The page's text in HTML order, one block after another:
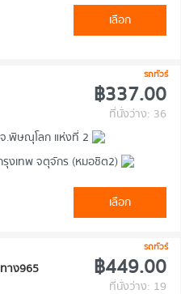
เลือก
รถทัวร์
฿337.00
ที่นั่งว่าง: 36
.พิษณุโลก แห่งที่ 2
งเทพ จตุจักร (หมอชิต2)
เลือก
รถทัวร์
าง965
฿449.00
ที่นั่งว่าง: 19